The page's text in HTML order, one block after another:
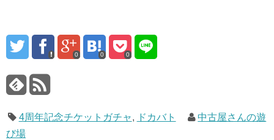
0 0 0
4周年記念チケットガチャ, ドカバト
中古屋さんの遊
び場